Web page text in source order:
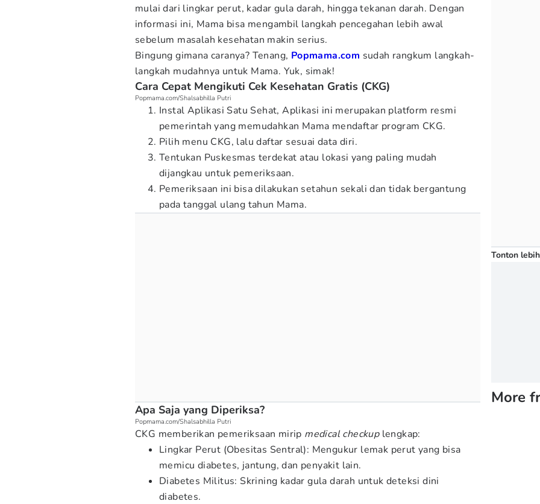
mulai dari lingkar perut, kadar gula darah, hingga tekanan darah. Dengan
informasi ini, Mama bisa mengambil langkah pencegahan lebih awal
sebelum masalah kesehatan makin serius.
Bingung gimana caranya? Tenang, Popmama.com sudah rangkum langkah-
langkah mudahnya untuk Mama. Yuk, simak!
Cara Cepat Mengikuti Cek Kesehatan Gratis (CKG)
Popmama.com/Shalsabhilla Putri
Instal Aplikasi Satu Sehat, Aplikasi ini merupakan platform resmi
pemerintah yang memudahkan Mama mendaftar program CKG.
Pilih menu CKG, lalu daftar sesuai data diri.
Tentukan Puskesmas terdekat atau lokasi yang paling mudah
dijangkau untuk pemeriksaan.
Pemeriksaan ini bisa dilakukan setahun sekali dan tidak bergantung
pada tanggal ulang tahun Mama.
Apa Saja yang Diperiksa?
Popmama.com/Shalsabhilla Putri
CKG memberikan pemeriksaan mirip medical checkuplengkap:
Lingkar Perut (Obesitas Sentral): Mengukur lemak perut yang bisa
memicu diabetes, jantung, dan penyakit lain.
Diabetes Militus: Skrining kadar gula darah untuk deteksi dini
diabetes.
Tonton
More